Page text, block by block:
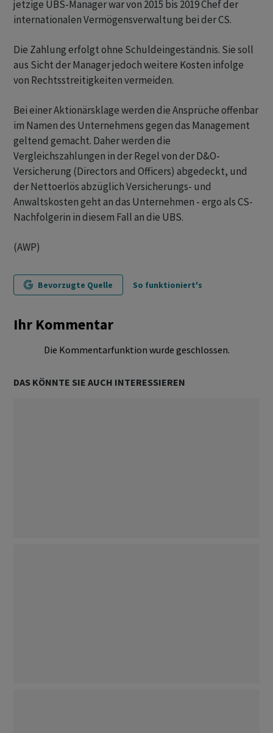
jetzige UBS-Manager war von 2015 bis 2019 Chef der
internationalen Vermögensverwaltung bei der CS.
Die Zahlung erfolgt ohne Schuldeingeständnis. Sie soll
aus Sicht der Manager jedoch weitere Kosten infolge
von Rechtsstreitigkeiten vermeiden.
Bei einer Aktionärsklage werden die Ansprüche offenbar
im Namen des Unternehmens gegen das Management
geltend gemacht. Daher werden die
Vergleichszahlungen in der Regel von der D&O-
Versicherung (Directors and Officers) abgedeckt, und
der Nettoerlös abzüglich Versicherungs- und
Anwaltskosten geht an das Unternehmen - ergo als CS-
Nachfolgerin in diesem Fall an die UBS.
(AWP)
Bevorzugte Quelle So funktioniert's
Ihr Kommentar
Die Kommentarfunktion wurde geschlossen.
DAS KÖNNTE SIE AUCH INTERESSIEREN